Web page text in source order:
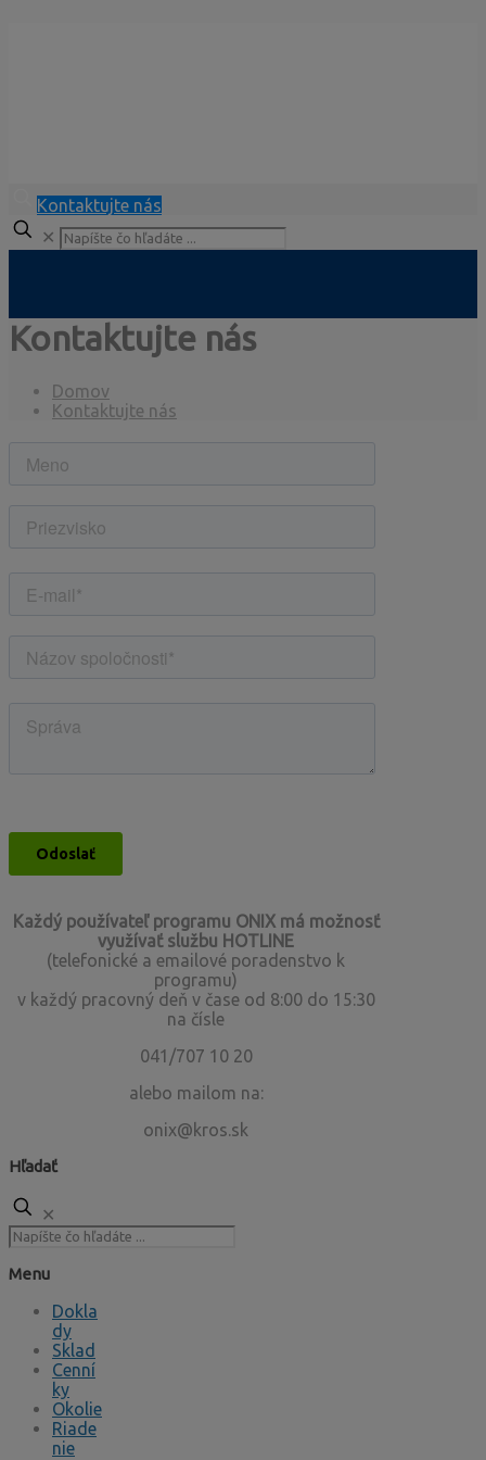
Kontaktujte nás
✕
Kontaktujte nás
Domov
Kontaktujte nás
Každý používateľ programu ONIX má možnosť
využívať službu HOTLINE
(telefonické a emailové poradenstvo k
programu)
v každý pracovný deň v čase od 8:00 do 15:30
na čísle
041/707 10 20
alebo mailom na:
onix@kros.sk
Hľadať
✕
Menu
Dokla
dy
Sklad
Cenní
ky
Okolie
Riade
nie